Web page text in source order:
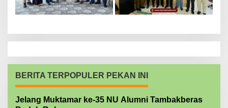
BERITA TERPOPULER PEKAN INI
Jelang Muktamar ke-35 NU Alumni Tambakberas